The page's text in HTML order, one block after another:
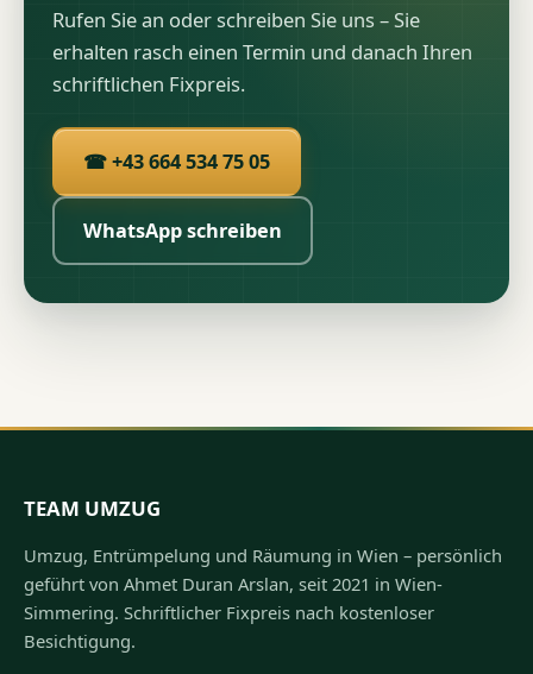
Rufen Sie an oder schreiben Sie uns – Sie
erhalten rasch einen Termin und danach Ihren
schriftlichen Fixpreis.
☎ +43 664 534 75 05
WhatsApp schreiben
TEAM UMZUG
Umzug, Entrümpelung und Räumung in Wien – persönlich
geführt von Ahmet Duran Arslan, seit 2021 in Wien-
Simmering. Schriftlicher Fixpreis nach kostenloser
Besichtigung.